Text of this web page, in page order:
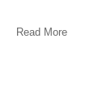
Read More